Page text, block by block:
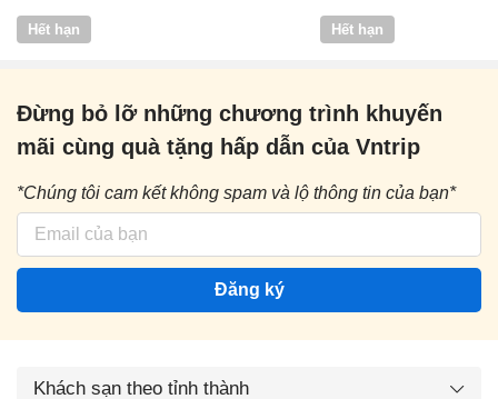
Vntrip
Hết hạn Hết hạn
Đừng bỏ lỡ những chương trình khuyến
mãi cùng quà tặng hấp dẫn của Vntrip
*Chúng tôi cam kết không spam và lộ thông tin của bạn*
Đăng ký
Khách sạn theo tỉnh thành